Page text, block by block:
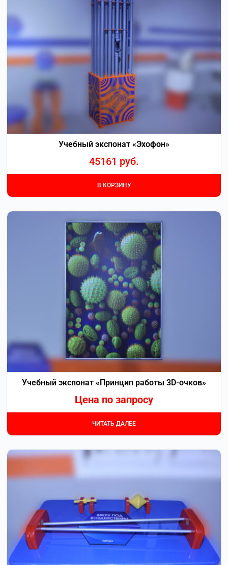
Учебный экспонат «Эхофон»
45161 руб.
В КОРЗИНУ
Учебный экспонат «Принцип работы 3D-очков»
Цена по запросу
ЧИТАТЬ ДАЛЕЕ